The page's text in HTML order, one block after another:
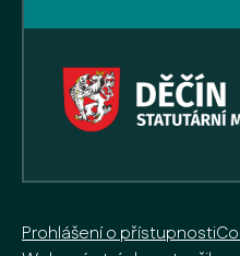
Prohlášení o přístupnosti